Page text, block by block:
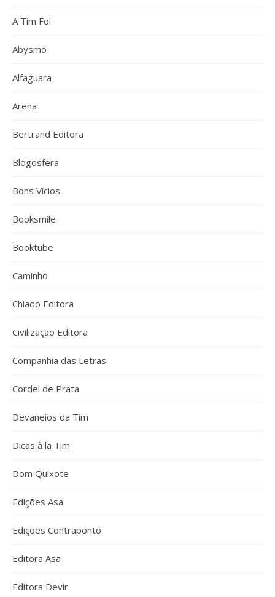
A Tim Foi
Abysmo
Alfaguara
Arena
Bertrand Editora
Blogosfera
Bons Vícios
Booksmile
Booktube
Caminho
Chiado Editora
Civilização Editora
Companhia das Letras
Cordel de Prata
Devaneios da Tim
Dicas à la Tim
Dom Quixote
Edições Asa
Edições Contraponto
Editora Asa
Editora Devir